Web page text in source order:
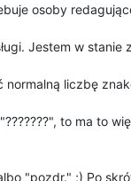
osoby
Jestem w stanie
normalną liczbę
to ma to
"pozdr." ;) Po